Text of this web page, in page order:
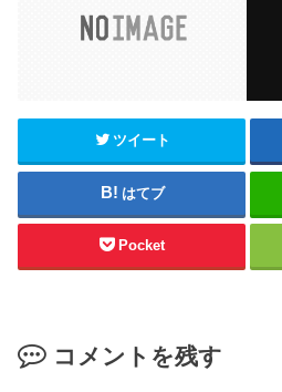
ツイート
はてブ
Pocket
コメントを残す